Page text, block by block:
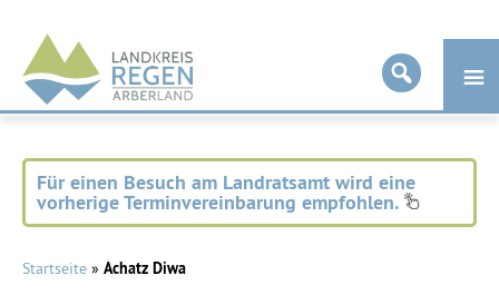
Landkreis
Regen
Für einen Besuch am Landratsamt wird eine
vorherige Terminvereinbarung empfohlen.
Startseite » Achatz Diwa